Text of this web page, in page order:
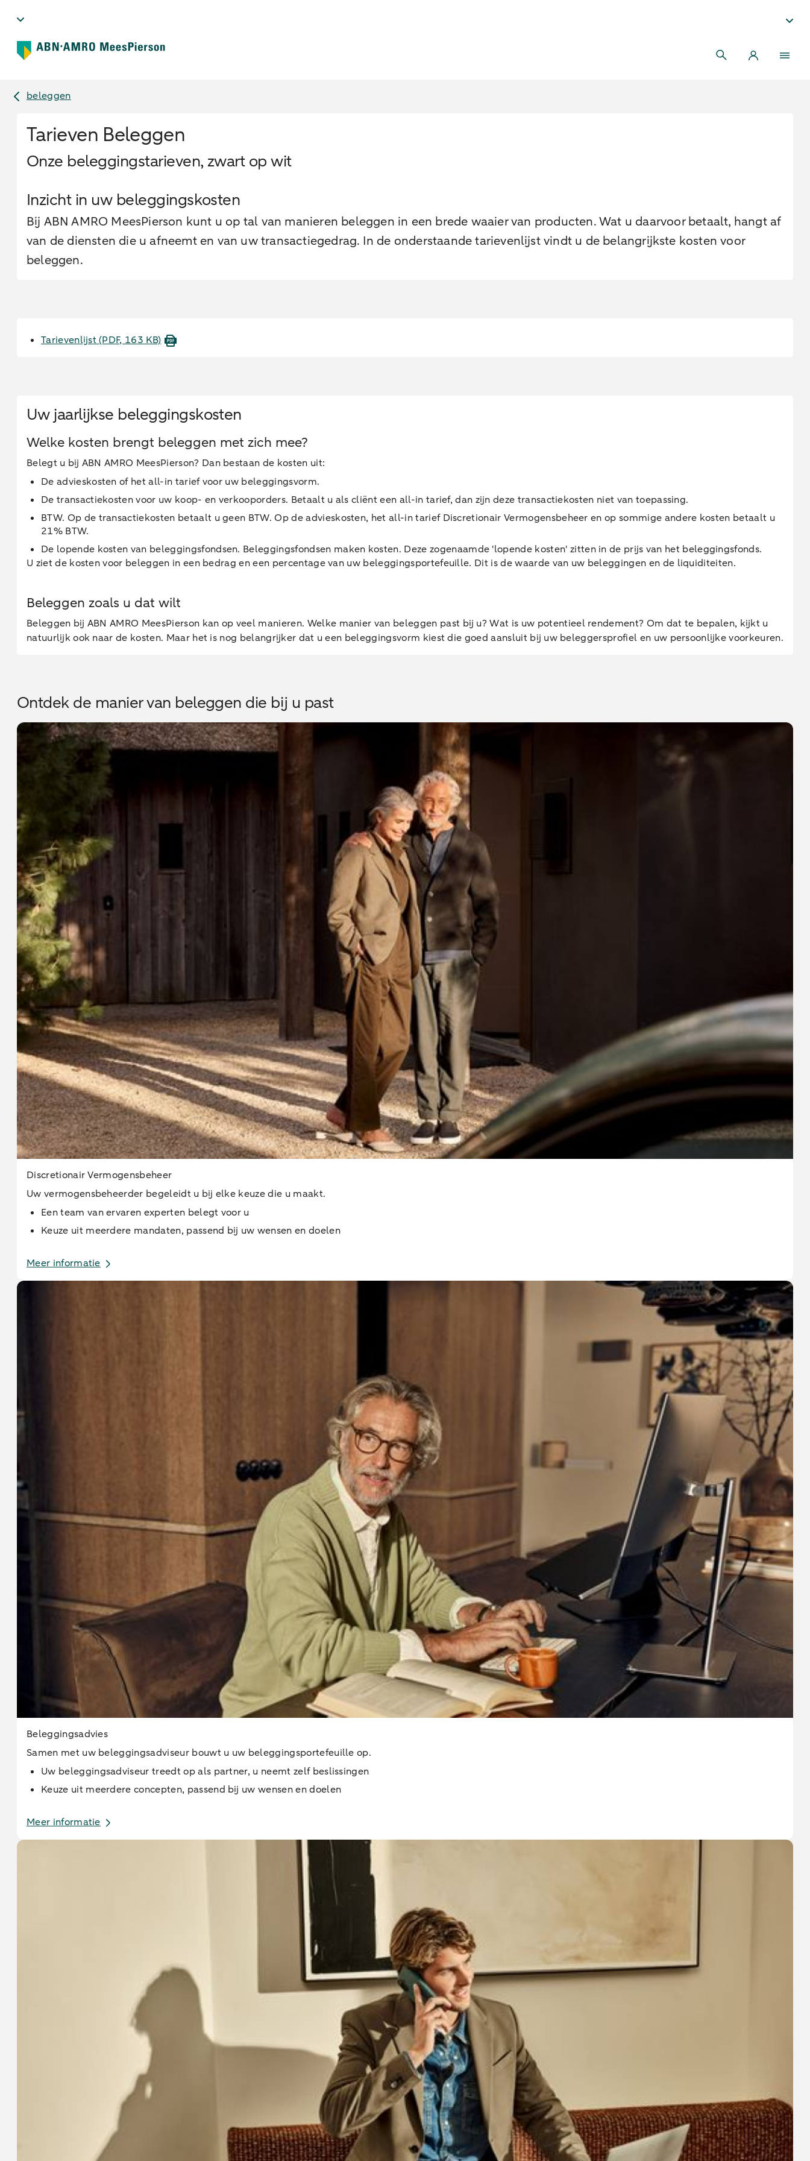
beleggen
Tarieven Beleggen
Onze beleggingstarieven, zwart op wit
Inzicht in uw beleggingskosten
Bij ABN AMRO MeesPierson kunt u op tal van manieren beleggen in een brede waaier van producten. Wat u daarvoor betaalt, hangt af
van de diensten die u afneemt en van uw transactiegedrag. In de onderstaande tarievenlijst vindt u de belangrijkste kosten voor
beleggen.
Tarievenlijst(PDF, 163 KB)
Uw jaarlijkse beleggingskosten
Welke kosten brengt beleggen met zich mee?
Belegt u bij ABN AMRO MeesPierson? Dan bestaan de kosten uit:
De advieskosten of het all-in tarief voor uw beleggingsvorm.
De transactiekosten voor uw koop- en verkooporders. Betaalt u als cliënt een all-in tarief, dan zijn deze transactiekosten niet van toepassing.
BTW. Op de transactiekosten betaalt u geen BTW. Op de advieskosten, het all-in tarief Discretionair Vermogensbeheer en op sommige andere kosten betaalt u
21% BTW.
De lopende kosten van beleggingsfondsen. Beleggingsfondsen maken kosten. Deze zogenaamde 'lopende kosten' zitten in de prijs van het beleggingsfonds.
U ziet de kosten voor beleggen in een bedrag en een percentage van uw beleggingsportefeuille. Dit is de waarde van uw beleggingen en de liquiditeiten.
Beleggen zoals u dat wilt
Beleggen bij ABN AMRO MeesPierson kan op veel manieren. Welke manier van beleggen past bij u? Wat is uw potentieel rendement? Om dat te bepalen, kijkt u
natuurlijk ook naar de kosten. Maar het is nog belangrijker dat u een beleggingsvorm kiest die goed aansluit bij uw beleggersprofiel en uw persoonlijke voorkeuren.
Ontdek de manier van beleggen die bij u past
Discretionair Vermogensbeheer
Uw vermogensbeheerder begeleidt u bij elke keuze die u maakt.
Een team van ervaren experten belegt voor u
Keuze uit meerdere mandaten, passend bij uw wensen en doelen
Meer informatie
Beleggingsadvies
Samen met uw beleggingsadviseur bouwt u uw beleggingsportefeuille op.
Uw beleggingsadviseur treedt op als partner, u neemt zelf beslissingen
Keuze uit meerdere concepten, passend bij uw wensen en doelen
Meer informatie